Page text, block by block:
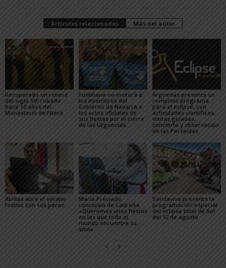
Artículos relacionados Más del autor
Recuperado un relieve
del siglo XVI robado
hace 16 años del
Monasterio de Fitero
Fustiñana no invitará a
los miembros del
Gobierno de Navarra a
los actos oficiales de
sus fiestas por el cierre
de las Urgencias
Arguedas presenta un
completo programa
para el eclipse, con
actividades científicas,
visitas guiadas,
concierto y observación
de las Perseidas
Ablitas abre el verano
festivo con sus peras
María Preciado,
concejala de Cadreita:
«Queremos unas fiestas
en las que todo el
mundo encuentre su
sitio»
Sendaviva presenta la
programación especial
del eclipse total de Sol
del 12 de agosto